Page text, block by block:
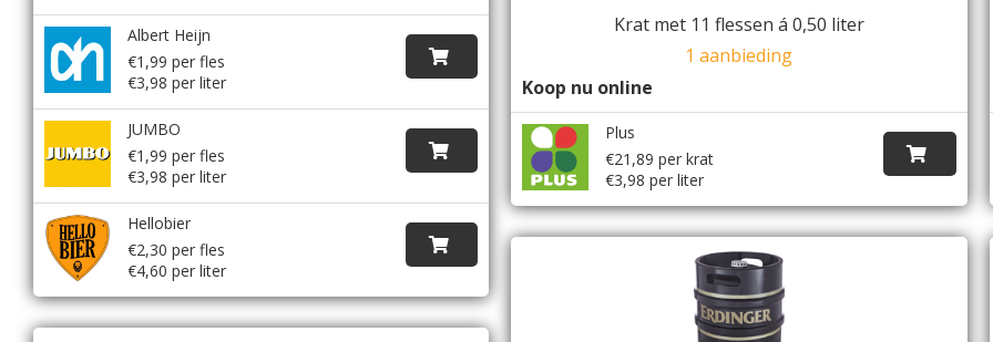
Albert Heijn
€1,99 per fles
€3,98 per liter
JUMBO
€1,99 per fles
€3,98 per liter
Hellobier
€2,30 per fles
€4,60 per liter
Krat met 11 flessen á 0,50 liter
1 aanbieding
Koop nu online
Plus
€21,89 per krat
€3,98 per liter